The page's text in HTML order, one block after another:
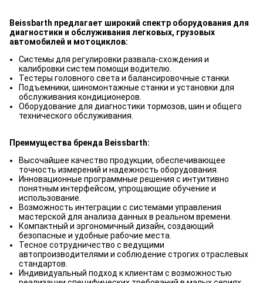
Beissbarth предлагает широкий спектр оборудования для
диагностики и обслуживания легковых, грузовых
автомобилей и мотоциклов:
Системы для регулировки развала-схождения и
калибровки систем помощи водителю.
Тестеры головного света и балансировочные станки.
Подъемники, шиномонтажные станки и установки для
обслуживания кондиционеров.
Оборудование для диагностики тормозов, шин и общего
технического обслуживания.
Преимущества бренда Beissbarth:
Высочайшее качество продукции, обеспечивающее
точность измерений и надежность оборудования.
Инновационные программные решения с интуитивно
понятным интерфейсом, упрощающие обучение и
использование.
Возможность интеграции с системами управления
мастерской для анализа данных в реальном времени.
Компактный и эргономичный дизайн, создающий
безопасные и удобные рабочие места.
Тесное сотрудничество с ведущими
автопроизводителями и соблюдение строгих отраслевых
стандартов.
Индивидуальный подход к клиентам с возможностью